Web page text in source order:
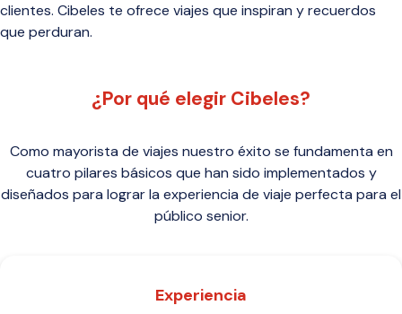
clientes. Cibeles te ofrece viajes que inspiran y recuerdos
que perduran.
¿Por qué elegir Cibeles?
Como mayorista de viajes nuestro éxito se fundamenta en
cuatro pilares básicos que han sido implementados y
diseñados para lograr la experiencia de viaje perfecta para el
público senior.
Experiencia